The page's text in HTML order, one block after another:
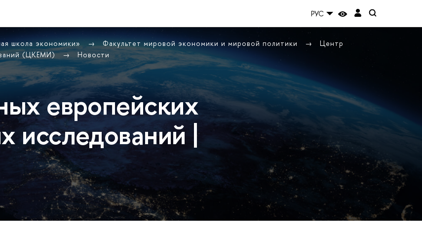
РУС
школа экономики» Факультет мировой экономики и мировой политики
Центр
(ЦКЕМИ)
Новости
европейских
исследований |